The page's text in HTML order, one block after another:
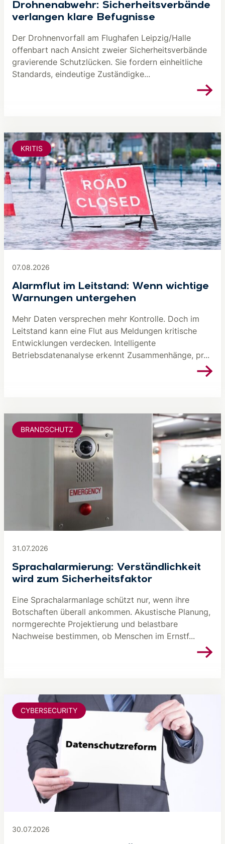
Drohnenabwehr: Sicherheitsverbände
verlangen klare Befugnisse
Der Drohnenvorfall am Flughafen Leipzig/Halle
offenbart nach Ansicht zweier Sicherheitsverbände
gravierende Schutzlücken. Sie fordern einheitliche
Standards, eindeutige Zuständigke...
07.08.2026
Alarmflut im Leitstand: Wenn wichtige
Warnungen untergehen
Mehr Daten versprechen mehr Kontrolle. Doch im
Leitstand kann eine Flut aus Meldungen kritische
Entwicklungen verdecken. Intelligente
Betriebsdatenanalyse erkennt Zusammenhänge, pr...
KRITIS
31.07.2026
Sprachalarmierung: Verständlichkeit
wird zum Sicherheitsfaktor
Eine Sprachalarmanlage schützt nur, wenn ihre
Botschaften überall ankommen. Akustische Planung,
normgerechte Projektierung und belastbare
Nachweise bestimmen, ob Menschen im Ernstf...
BRANDSCHUTZ
30.07.2026
CYBERSECURITY